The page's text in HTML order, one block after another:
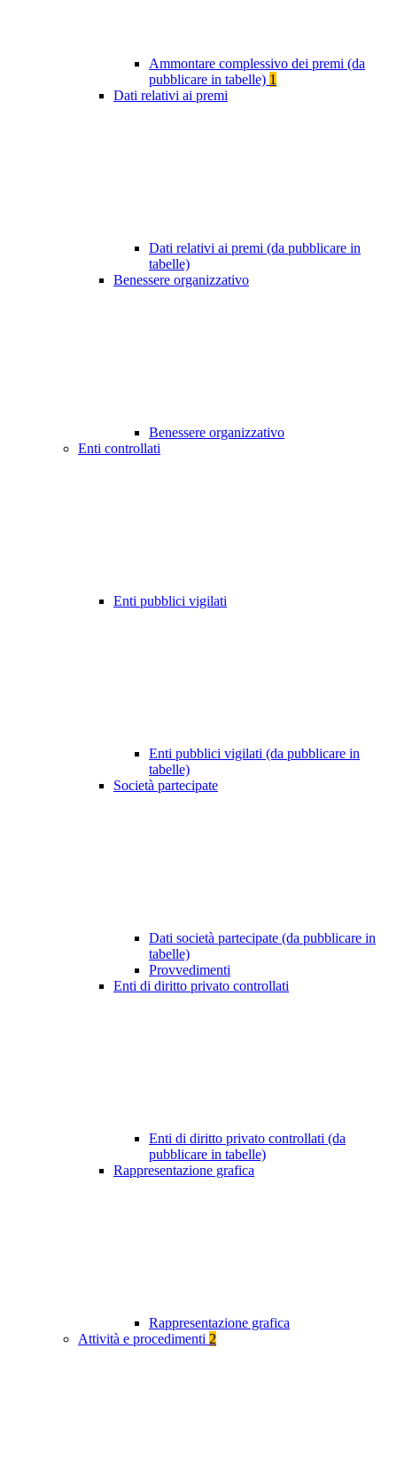
Ammontare complessivo dei premi (da
pubblicare in tabelle) 1
Dati relativi ai premi
Dati relativi ai premi (da pubblicare in
tabelle)
Benessere organizzativo
Benessere organizzativo
Enti controllati
Enti pubblici vigilati
Enti pubblici vigilati (da pubblicare in
tabelle)
Società partecipate
Dati società partecipate (da pubblicare in
tabelle)
Provvedimenti
Enti di diritto privato controllati
Enti di diritto privato controllati (da
pubblicare in tabelle)
Rappresentazione grafica
Rappresentazione grafica
Attività e procedimenti 2